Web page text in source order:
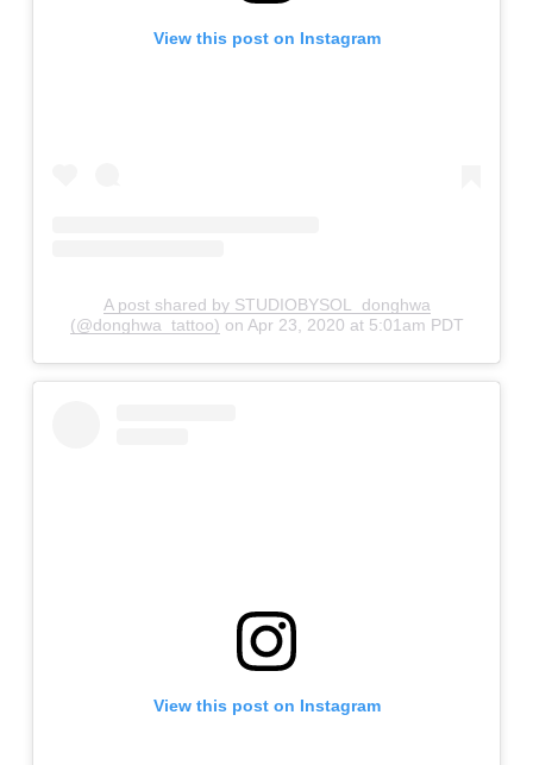
View this post on Instagram
A post shared by STUDIOBYSOL_donghwa
(@donghwa_tattoo) on Apr 23, 2020 at 5:01am PDT
View this post on Instagram